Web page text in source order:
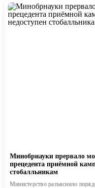
Минобрнауки прервало
прецедента приёмной
стобалльникам
Министерство разъяснило